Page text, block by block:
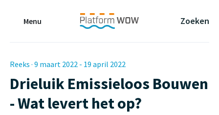
Menu
Zoeken
Reeks · 9 maart 2022 - 19 april 2022
Drieluik Emissieloos Bouwen
- Wat levert het op?